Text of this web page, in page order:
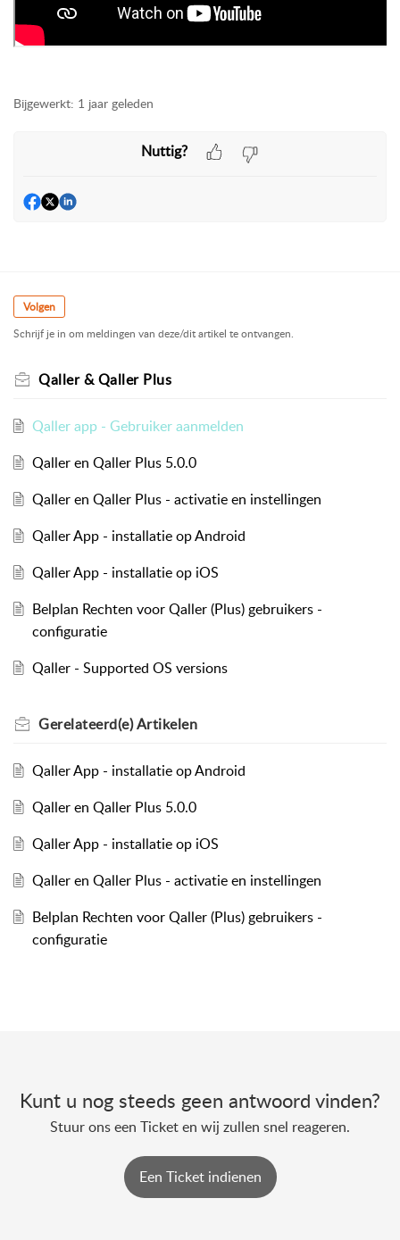
Bijgewerkt: 1 jaar geleden
Nuttig?
Volgen
Schrijf je in om meldingen van deze/dit artikel te ontvangen.
Qaller & Qaller Plus
Qaller app - Gebruiker aanmelden
Qaller en Qaller Plus 5.0.0
Qaller en Qaller Plus - activatie en instellingen
Qaller App - installatie op Android
Qaller App - installatie op iOS
Belplan Rechten voor Qaller (Plus) gebruikers -
configuratie
Qaller - Supported OS versions
Gerelateerd(e)Artikelen
Qaller App - installatie op Android
Qaller en Qaller Plus 5.0.0
Qaller App - installatie op iOS
Qaller en Qaller Plus - activatie en instellingen
Belplan Rechten voor Qaller (Plus) gebruikers -
configuratie
Kunt u nog steeds geen antwoord vinden?
Stuur ons een Ticket en wij zullen snel reageren.
Een Ticket indienen